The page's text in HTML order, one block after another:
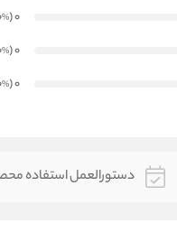
0
(0
%
0
(0
%
0
(0
%
دستورالعمل استفاده